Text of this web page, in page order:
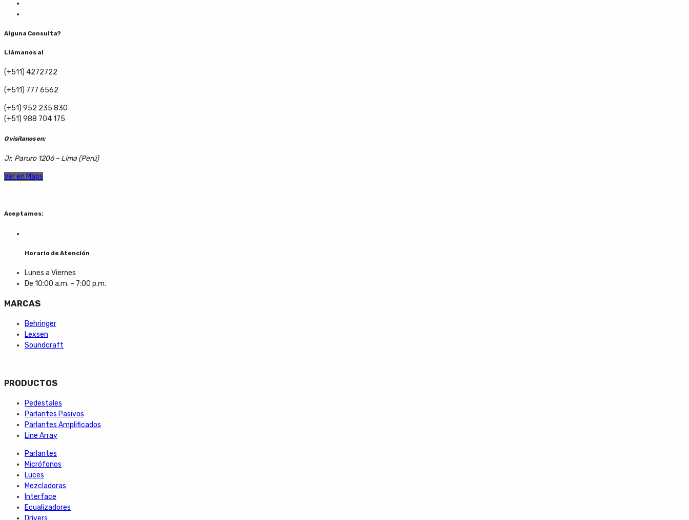
Alguna Consulta?
Llámanos al
(+511) 4272722
(+511) 777 6562
(+51) 952 235 830
(+51) 988 704 175
O visítanos en:
Jr. Paruro 1206 – Lima (Perú)
Ver en Maps
Aceptamos:
Horario de Atención
Lunes a Viernes
De 10:00 a.m. – 7:00 p.m.
MARCAS
Behringer
Lexsen
Soundcraft
PRODUCTOS
Pedestales
Parlantes Pasivos
Parlantes Amplificados
Line Array
Parlantes
Micrófonos
Luces
Mezcladoras
Interface
Ecualizadores
Drivers